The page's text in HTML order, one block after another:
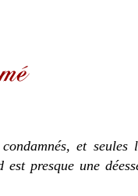
et
presque une